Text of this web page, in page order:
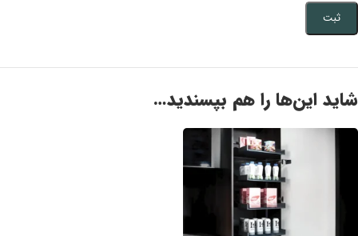
شاید این‌ها را هم بپسندید…